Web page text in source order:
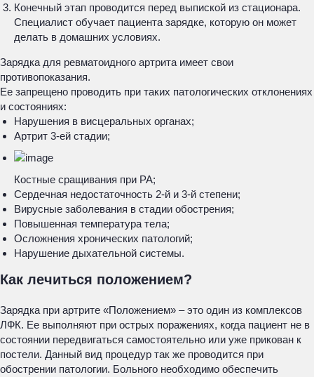
Конечный этап проводится перед выпиской из стационара.
Специалист обучает пациента зарядке, которую он может
делать в домашних условиях.
Зарядка для ревматоидного артрита имеет свои
противопоказания.
Ее запрещено проводить при таких патологических отклонениях
и состояниях:
Нарушения в висцеральных органах;
Артрит 3-ей стадии;
Костные сращивания при РА;
Сердечная недостаточность 2-й и 3-й степени;
Вирусные заболевания в стадии обострения;
Повышенная температура тела;
Осложнения хронических патологий;
Нарушение дыхательной системы.
Как лечиться положением?
Зарядка при артрите «Положением» – это один из комплексов
ЛФК. Ее выполняют при острых поражениях, когда пациент не в
состоянии передвигаться самостоятельно или уже прикован к
постели. Данный вид процедур так же проводится при
обострении патологии. Больного необходимо обеспечить